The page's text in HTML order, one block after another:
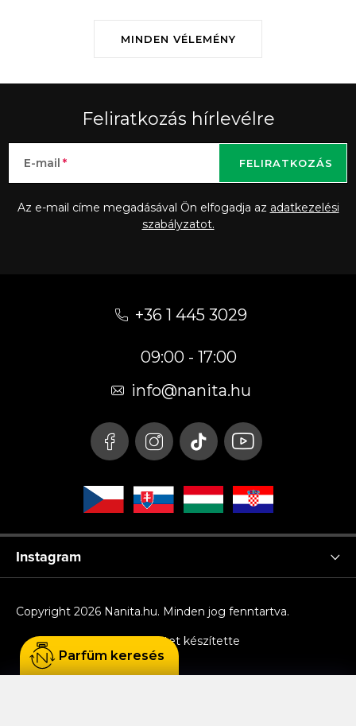
MINDEN VÉLEMÉNY
Feliratkozás hírlevélre
E-mail
Az e-mail címe megadásával Ön elfogadja az adatkezelési
szabályzatot.
FELIRATKOZÁS
+36 1 445 3029
09:00 - 17:00
info@nanita.hu
Instagram
Shoptet készítette
Copyright 2026 Nanita.hu. Minden jog fenntartva.
Parfüm keresés